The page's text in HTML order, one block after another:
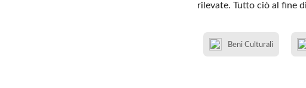
rilevate. Tutto ciò al fine
Beni Culturali